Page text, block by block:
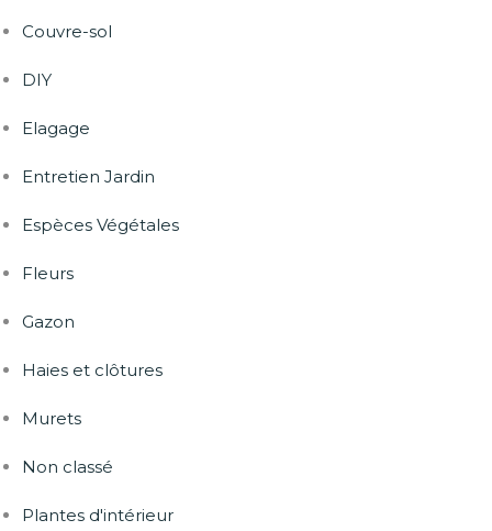
Couvre-sol
DIY
Elagage
Entretien Jardin
Espèces Végétales
Fleurs
Gazon
Haies et clôtures
Murets
Non classé
Plantes d'intérieur